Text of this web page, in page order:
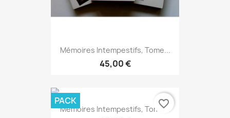
Mémoires Intempestifs, Tome...
45,00 €
Mémoires Intempestifs, Tome...
PACK favorite_border